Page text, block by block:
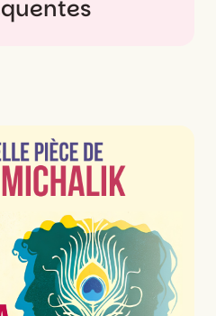
une incroyable
: pièces de théâtre
comédies
comiques, opéras,
cirque